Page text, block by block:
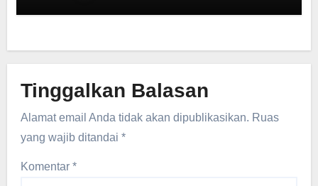
Tinggalkan Balasan
Alamat email Anda tidak akan dipublikasikan. Ruas
yang wajib ditandai*
Komentar*